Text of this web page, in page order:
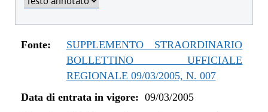
Fonte:
SUPPLEMENTO STRAORDINARIO
BOLLETTINO UFFICIALE
REGIONALE 09/03/2005, N. 007
Data di entrata in vigore: 09/03/2005